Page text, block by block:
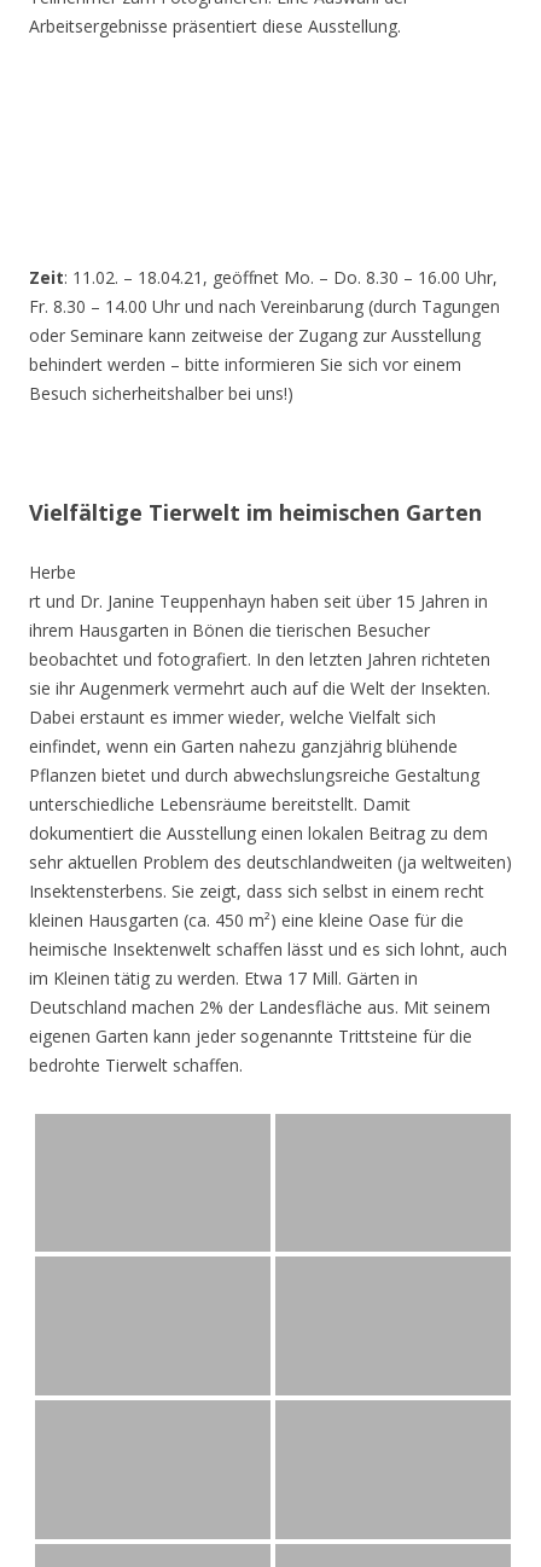
Arbeitsergebnisse präsentiert diese Ausstellung.
Zeit: 11.02. – 18.04.21, geöffnet Mo. – Do. 8.30 – 16.00 Uhr,
Fr. 8.30 – 14.00 Uhr und nach Vereinbarung (durch Tagungen
oder Seminare kann zeitweise der Zugang zur Ausstellung
behindert werden – bitte informieren Sie sich vor einem
Besuch sicherheitshalber bei uns!)
Vielfältige Tierwelt im heimischen Garten
Herbe
rt und Dr. Janine Teuppenhayn haben seit über 15 Jahren in
ihrem Hausgarten in Bönen die tierischen Besucher
beobachtet und fotografiert. In den letzten Jahren richteten
sie ihr Augenmerk vermehrt auch auf die Welt der Insekten.
Dabei erstaunt es immer wieder, welche Vielfalt sich
einfindet, wenn ein Garten nahezu ganzjährig blühende
Pflanzen bietet und durch abwechslungsreiche Gestaltung
unterschiedliche Lebensräume bereitstellt. Damit
dokumentiert die Ausstellung einen lokalen Beitrag zu dem
sehr aktuellen Problem des deutschlandweiten (ja weltweiten)
Insektensterbens. Sie zeigt, dass sich selbst in einem recht
kleinen Hausgarten (ca. 450 m²) eine kleine Oase für die
heimische Insektenwelt schaffen lässt und es sich lohnt, auch
im Kleinen tätig zu werden. Etwa 17 Mill. Gärten in
Deutschland machen 2% der Landesfläche aus. Mit seinem
eigenen Garten kann jeder sogenannte Trittsteine für die
bedrohte Tierwelt schaffen.